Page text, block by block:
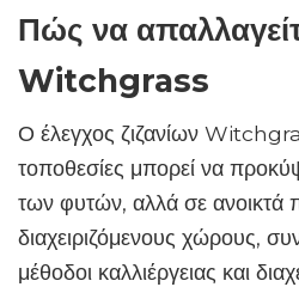
Πώς να
Witchgrass
Ο έλεγχος ζιζανίων
τοποθεσίες μπορεί να
των φυτών, αλλά σε ανοικτά
διαχειριζόμενους χώρους,
μέθοδοι καλλιέργειας και